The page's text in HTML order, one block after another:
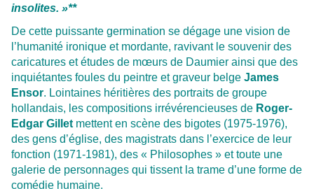
insolites. »**
De cette puissante germination se dégage une vision de
l’humanité ironique et mordante, ravivant le souvenir des
caricatures et études de mœurs de Daumier ainsi que des
inquiétantes foules du peintre et graveur belge James
Ensor. Lointaines héritières des portraits de groupe
hollandais, les compositions irrévérencieuses de Roger-
Edgar Gillet mettent en scène des bigotes (1975-1976),
des gens d’église, des magistrats dans l’exercice de leur
fonction (1971-1981), des « Philosophes » et toute une
galerie de personnages qui tissent la trame d’une forme de
comédie humaine.